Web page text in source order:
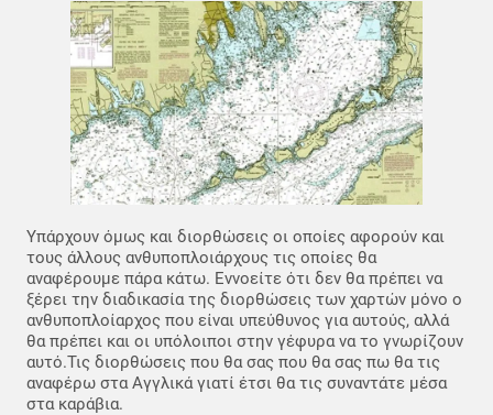
Υπάρχουν όμως και διορθώσεις οι οποίες αφορούν και
τους άλλους ανθυποπλοιάρχους τις οποίες θα
αναφέρουμε πάρα κάτω. Εννοείτε ότι δεν θα πρέπει να
ξέρει την διαδικασία της διορθώσεις των χαρτών μόνο ο
ανθυποπλοίαρχος που είναι υπεύθυνος για αυτούς, αλλά
θα πρέπει και οι υπόλοιποι στην γέφυρα να το γνωρίζουν
αυτό.Τις διορθώσεις που θα σας που θα σας πω θα τις
αναφέρω στα Αγγλικά γιατί έτσι θα τις συναντάτε μέσα
στα καράβια.